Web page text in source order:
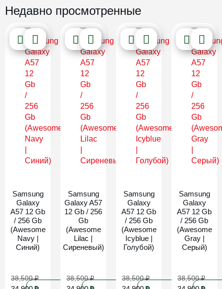
Недавно просмотренные
Samsung
Galaxy
A57 12 Gb
/ 256 Gb
(Awesome
Navy |
Синий)
38,500₽
Samsung
Galaxy A57
12 Gb / 256
Gb
(Awesome
Lilac |
Сиреневый)
38,500₽
Samsung
Galaxy
A57 12 Gb
/ 256 Gb
(Awesome
Icyblue |
Голубой)
38,500₽
Samsung
Galaxy
A57 12 Gb
/ 256 Gb
(Awesome
Gray |
Серый)
38,500₽